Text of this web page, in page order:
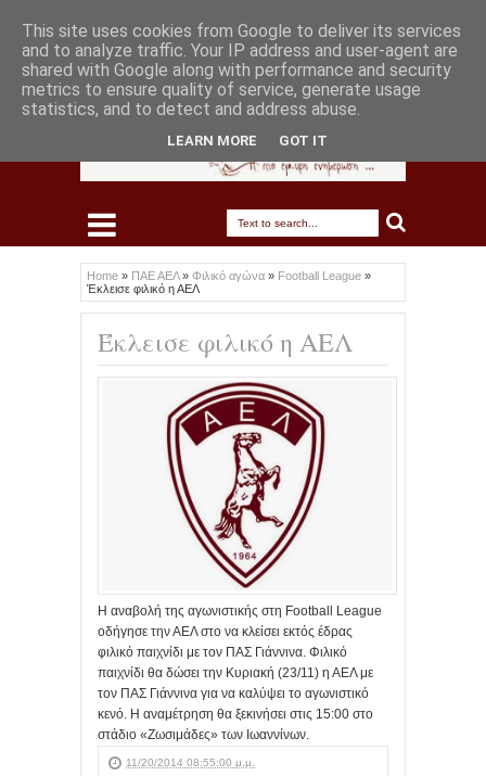
Home » ΠΑΕ ΑΕΛ» Φιλικό αγώνα » Football League »
Έκλεισε φιλικό η ΑΕΛ
Έκλεισε φιλικό η ΑΕΛ
Η αναβολή της αγωνιστικής στη Football League
οδήγησε την ΑΕΛ στο να κλείσει εκτός έδρας
φιλικό παιχνίδι με τον ΠΑΣ Γιάννινα. Φιλικό
παιχνίδι θα δώσει την Κυριακή (23/11) η ΑΕΛ με
τον ΠΑΣ Γιάννινα για να καλύψει το αγωνιστικό
κενό. Η αναμέτρηση θα ξεκινήσει στις 15:00 στο
στάδιο «Ζωσιμάδες» των Ιωαννίνων.
11/20/2014 08:55:00 μ.μ.
This site uses cookies from Google to deliver its services
and to analyze traffic. Your IP address and user-agent are
shared with Google along with performance and security
metrics to ensure quality of service, generate usage
statistics, and to detect and address abuse.
LEARN MORE GOT IT